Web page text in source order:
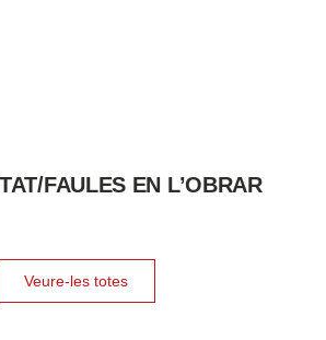
FAULES EN L’OBRAR
Veure-les totes